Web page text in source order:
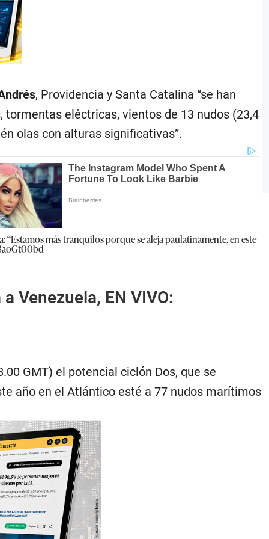
, Providencia y Santa Catalina “se han
eléctricas, vientos de 13 nudos (23,4
olas con alturas significativas”.
más tranquilos porque se aleja paulatinamente, en este
Venezuela, EN VIVO:
GMT) el potencial ciclón Dos, que se
año en el Atlántico esté a 77 nudos marítimos